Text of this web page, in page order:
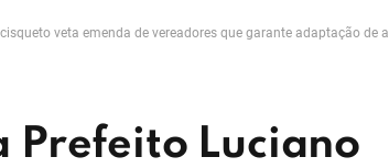
veta emenda de vereadores que garante adaptação de
Prefeito Luciano